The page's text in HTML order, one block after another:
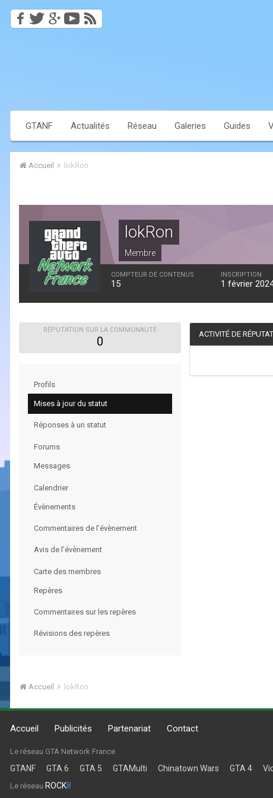
GTANF Actualités Réseau Galeries Guides
Accueil lokRon
lokRon
Membre
COMPTEUR DE CONTENUS
15
INSCRIPTION
1 février
RÉPUTATION SUR LA COMMUNAUTÉ
0
Profils
Mises à jour du statut
Réponses à un statut
Forums
Messages
Calendrier
Évènements
Commentaires de l’évènement
Avis de l’évènement
Carte des membres
Repères
Commentaires sur les repères
Révisions des repères
ACTIVITÉ DE
Accueil lokRon
Accueil Publicités Partenariat Contact
Le réseau GTA Network France
GTANF GTA 6 GTA 5 GTAMulti Chinatown Wars GTA 4
Le réseau ROCK8